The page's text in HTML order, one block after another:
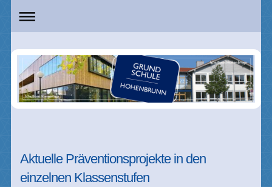
Aktuelle Präventionsprojekte in den
einzelnen Klassenstufen